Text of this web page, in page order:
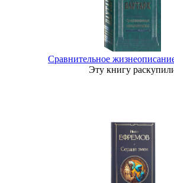
Сравнительное
Эту книгу